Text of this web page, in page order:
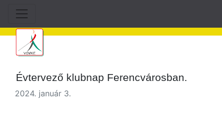
Évtervező klubnap Ferencvárosban.
2024. január 3.